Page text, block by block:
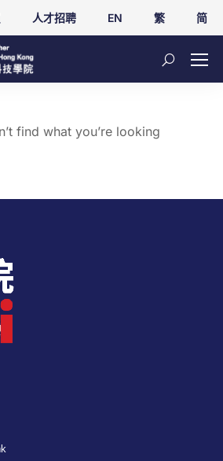
人才招聘 EN 繁 简
find what you’re looking